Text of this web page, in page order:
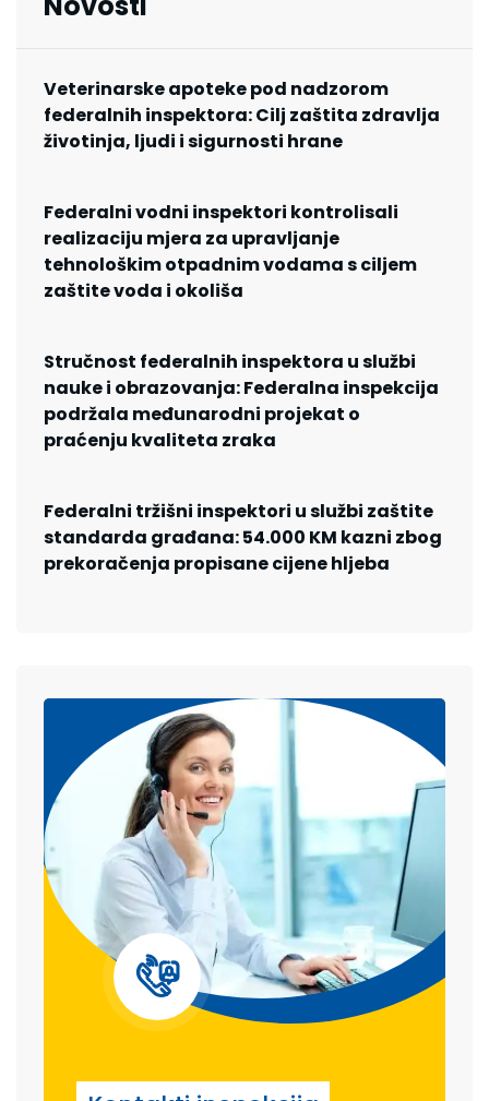
Veterinarske apoteke pod nadzorom
federalnih inspektora: Cilj zaštita zdravlja
životinja, ljudi i sigurnosti hrane
Federalni vodni inspektori kontrolisali
realizaciju mjera za upravljanje
tehnološkim otpadnim vodama s ciljem
zaštite voda i okoliša
Stručnost federalnih inspektora u službi
nauke i obrazovanja: Federalna inspekcija
podržala međunarodni projekat o
praćenju kvaliteta zraka
Federalni tržišni inspektori u službi zaštite
standarda građana: 54.000 KM kazni zbog
prekoračenja propisane cijene hljeba